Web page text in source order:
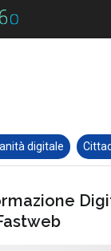
digitale